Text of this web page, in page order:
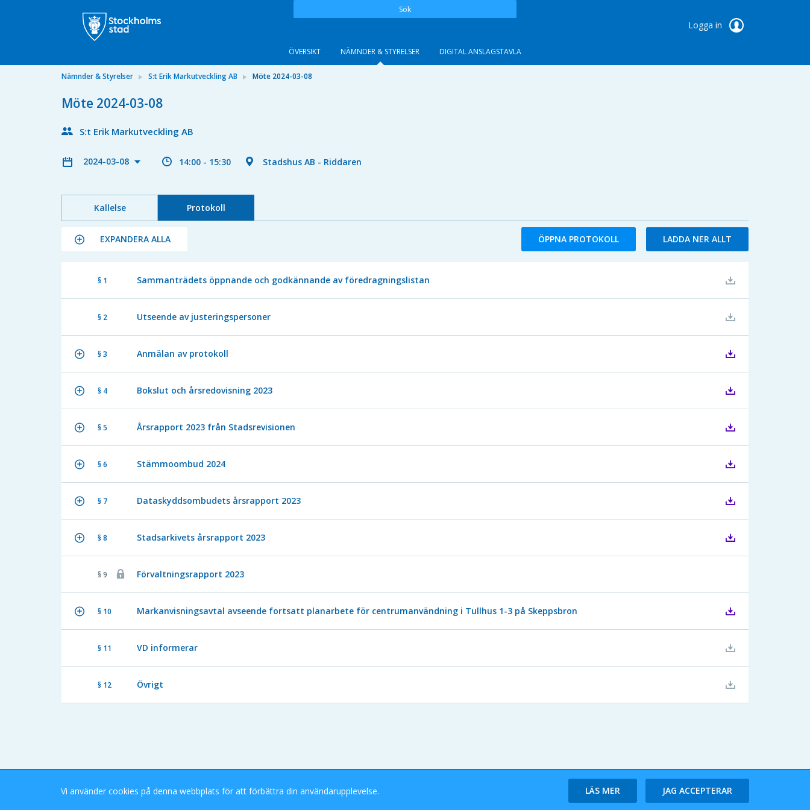
Sök
Logga in
ÖVERSIKT NÄMNDER & STYRELSER DIGITAL ANSLAGSTAVLA
Nämnder & Styrelser S:t Erik Markutveckling AB Möte 2024-03-08
Möte 2024-03-08
S:t Erik Markutveckling AB
2024-03-08 14:00 - 15:30 Stadshus AB - Riddaren
Kallelse Protokoll
EXPANDERA ALLA ÖPPNA PROTOKOLL LADDA NER ALLT
§ 1 Sammanträdets öppnande och godkännande av föredragningslistan
§ 2 Utseende av justeringspersoner
§ 3 Anmälan av protokoll
§ 4 Bokslut och årsredovisning 2023
§ 5 Årsrapport 2023 från Stadsrevisionen
§ 6 Stämmoombud 2024
§ 7 Dataskyddsombudets årsrapport 2023
§ 8 Stadsarkivets årsrapport 2023
§ 9 Förvaltningsrapport 2023
§ 10 Markanvisningsavtal avseende fortsatt planarbete för centrumanvändning i Tullhus 1-3 på Skeppsbron
§ 11 VD informerar
§ 12 Övrigt
Stockholms Stad eDok Meetings
Vi använder cookies på denna webbplats för att förbättra din användarupplevelse.